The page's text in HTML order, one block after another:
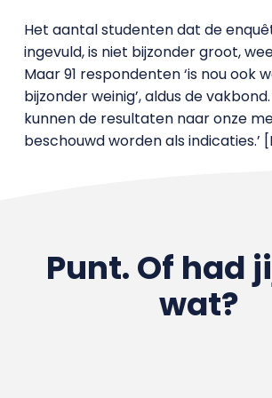
Het aantal studenten dat de
ingevuld, is niet bijzonder groot,
Maar 91 respondenten ‘is nou ook
bijzonder weinig’, aldus de
kunnen de resultaten naar onze
beschouwd worden als indicaties.’
Punt. Of had
wat?